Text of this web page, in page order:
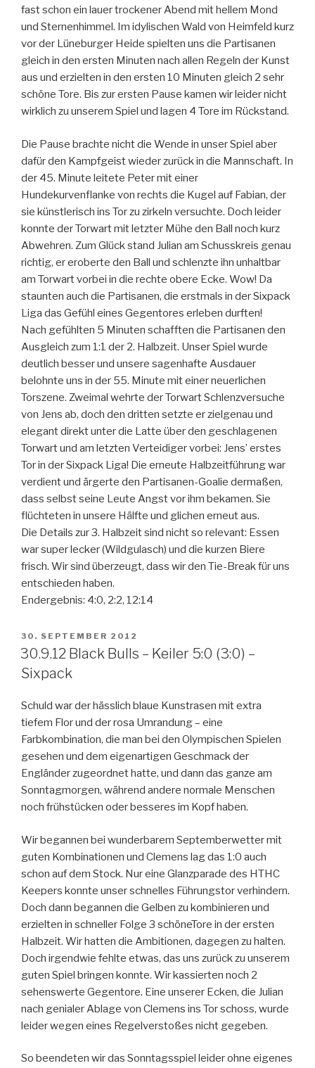
fast schon ein lauer trockener Abend mit hellem Mond
und Sternenhimmel. Im idylischen Wald von Heimfeld kurz
vor der Lüneburger Heide spielten uns die Partisanen
gleich in den ersten Minuten nach allen Regeln der Kunst
aus und erzielten in den ersten 10 Minuten gleich 2 sehr
schöne Tore. Bis zur ersten Pause kamen wir leider nicht
wirklich zu unserem Spiel und lagen 4 Tore im Rückstand.
Die Pause brachte nicht die Wende in unser Spiel aber
dafür den Kampfgeist wieder zurück in die Mannschaft. In
der 45. Minute leitete Peter mit einer
Hundekurvenflanke von rechts die Kugel auf Fabian, der
sie künstlerisch ins Tor zu zirkeln versuchte. Doch leider
konnte der Torwart mit letzter Mühe den Ball noch kurz
Abwehren. Zum Glück stand Julian am Schusskreis genau
richtig, er eroberte den Ball und schlenzte ihn unhaltbar
am Torwart vorbei in die rechte obere Ecke. Wow! Da
staunten auch die Partisanen, die erstmals in der Sixpack
Liga das Gefühl eines Gegentores erleben durften!
Nach gefühlten 5 Minuten schafften die Partisanen den
Ausgleich zum 1:1 der 2. Halbzeit. Unser Spiel wurde
deutlich besser und unsere sagenhafte Ausdauer
belohnte uns in der 55. Minute mit einer neuerlichen
Torszene. Zweimal wehrte der Torwart Schlenzversuche
von Jens ab, doch den dritten setzte er zielgenau und
elegant direkt unter die Latte über den geschlagenen
Torwart und am letzten Verteidiger vorbei: Jens’ erstes
Tor in der Sixpack Liga! Die erneute Halbzeitführung war
verdient und ärgerte den Partisanen-Goalie dermaßen,
dass selbst seine Leute Angst vor ihm bekamen. Sie
flüchteten in unsere Hälfte und glichen erneut aus.
Die Details zur 3. Halbzeit sind nicht so relevant: Essen
war super lecker (Wildgulasch) und die kurzen Biere
frisch. Wir sind überzeugt, dass wir den Tie-Break für uns
entschieden haben.
Endergebnis: 4:0, 2:2, 12:14
VERÖFFENTLICHT
AM
30. SEPTEMBER 2012
30.9.12 Black Bulls – Keiler 5:0 (3:0) –
Sixpack
Schuld war der hässlich blaue Kunstrasen mit extra
tiefem Flor und der rosa Umrandung – eine
Farbkombination, die man bei den Olympischen Spielen
gesehen und dem eigenartigen Geschmack der
Engländer zugeordnet hatte, und dann das ganze am
Sonntagmorgen, während andere normale Menschen
noch frühstücken oder besseres im Kopf haben.
Wir begannen bei wunderbarem Septemberwetter mit
guten Kombinationen und Clemens lag das 1:0 auch
schon auf dem Stock. Nur eine Glanzparade des HTHC
Keepers konnte unser schnelles Führungstor verhindern.
Doch dann begannen die Gelben zu kombinieren und
erzielten in schneller Folge 3 schöneTore in der ersten
Halbzeit. Wir hatten die Ambitionen, dagegen zu halten.
Doch irgendwie fehlte etwas, das uns zurück zu unserem
guten Spiel bringen konnte. Wir kassierten noch 2
sehenswerte Gegentore. Eine unserer Ecken, die Julian
nach genialer Ablage von Clemens ins Tor schoss, wurde
leider wegen eines Regelverstoßes nicht gegeben.
So beendeten wir das Sonntagsspiel leider ohne eigenes